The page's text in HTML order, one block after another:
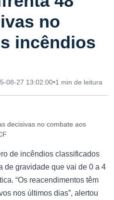
no
incêndios
08-27 13:02:00•1 min de leitura
decisivas no combate aos
de incêndios classificados
gravidade que vai de 0 a 4
“Os reacendimentos têm
nos últimos dias”, alertou